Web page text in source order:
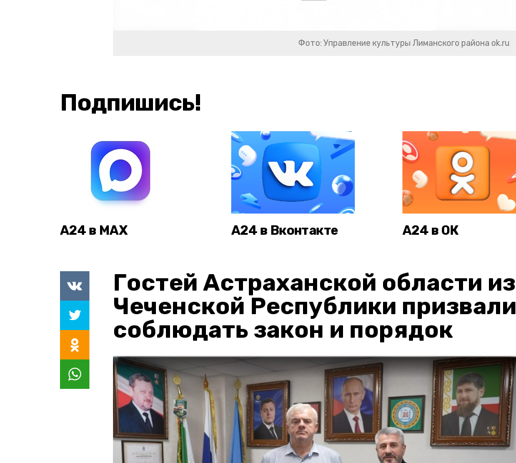
Фото: Управление культуры Лиманского района ok.ru
Подпишись!
А24 в MAX А24 в Вконтакте А24 в ОК
Гостей Астраханской области из
Чеченской Республики призвали
соблюдать закон и порядок